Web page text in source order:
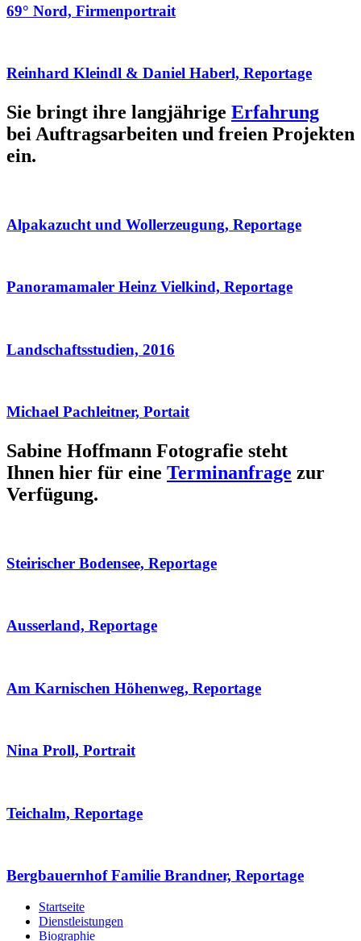
69° Nord, Firmenportrait
Reinhard Kleindl & Daniel Haberl, Reportage
Sie bringt ihre langjährige Erfahrung
bei Auftragsarbeiten und freien Projekten
ein.
Alpakazucht und Wollerzeugung, Reportage
Panoramamaler Heinz Vielkind, Reportage
Landschaftsstudien, 2016
Michael Pachleitner, Portait
Sabine Hoffmann Fotografie steht
Ihnen hier für eine Terminanfrage zur
Verfügung.
Steirischer Bodensee, Reportage
Ausserland, Reportage
Am Karnischen Höhenweg, Reportage
Nina Proll, Portrait
Teichalm, Reportage
Bergbauernhof Familie Brandner, Reportage
Startseite
Dienstleistungen
Biographie